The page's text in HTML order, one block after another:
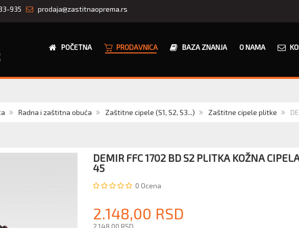
935 prodaja@zastitnaoprema.rs
POČETNA PRODAVNICA BAZA ZNANJA O NAMA
Radna i zaštitna obuća Zaštitne cipele (S1, S2, S3...) Zaštitne cipele plitke
DEMIR FFC 1702 BD S2 PLITKA KOŽNA
45
0 Ocena
2.148,00 RSD
2.148,00 RSD